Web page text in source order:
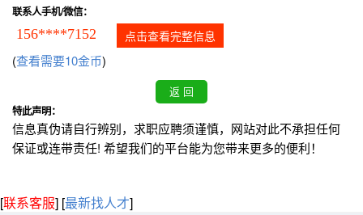
联系人手机/微信：
156****7152 点击查看完整信息
(查看需要10金币)
特此声明：
信息真伪请自行辨别，求职应聘须谨慎，网站对此不承担任何
保证或连带责任! 希望我们的平台能为您带来更多的便利！
[联系客服] [最新找人才]